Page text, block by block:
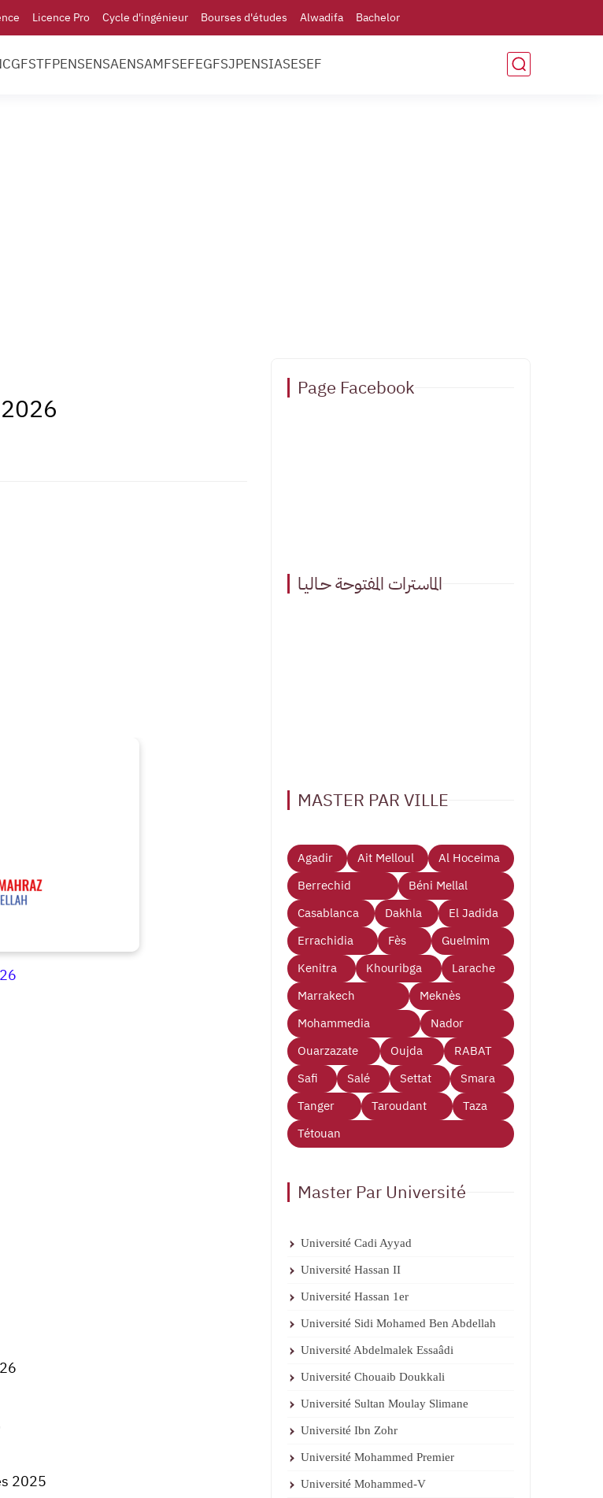
Licence Pro Cycle d'ingénieur Bourses d'études Alwadifa Bachelor
FSTFPENSENSAENSAMFSEFEGFSJPENSIASESEF
2025
Page Facebook
الماسترات المفتوحة حـاليـا
MASTER PAR VILLE
Agadir Ait Melloul
Al Hoceima
Berrechid
Béni Mellal
Casablanca
Dakhla
El Jadida
Errachidia
Fès
Guelmim
Kenitra
Khouribga
Larache
Marrakech
Meknès
Mohammedia
Nador
Ouarzazate
Oujda
RABAT
Safi
Salé Settat
Smara
Tanger
Taroudant
Taza
Tétouan
Master Par Université
Université Cadi Ayyad
Université Hassan II
Université Hassan 1er
Université Sidi Mohamed Ben Abdellah
Université Abdelmalek Essaâdi
Université Chouaib Doukkali
Université Sultan Moulay Slimane
Université Ibn Zohr
Université Mohammed Premier
Université Mohammed-V